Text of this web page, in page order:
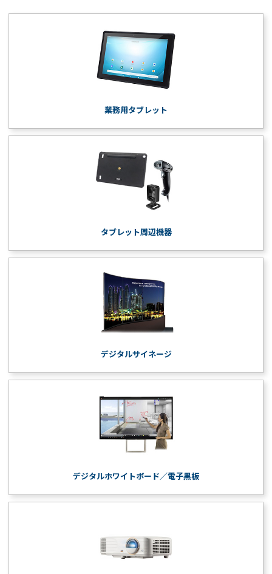
業務用タブレット
タブレット周辺機器
デジタルサイネージ
デジタルホワイトボード／電子黒板